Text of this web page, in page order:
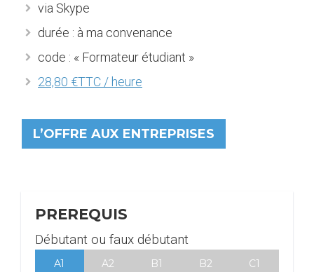
via Skype
durée : à ma convenance
code : « Formateur étudiant »
28,80 €TTC / heure
L’OFFRE AUX ENTREPRISES
PREREQUIS
Débutant ou faux débutant
A1 A2 B1 B2 C1